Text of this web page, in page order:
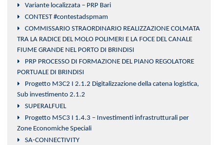
Variante localizzata – PRP Bari
CONTEST #contestadspmam
COMMISSARIO STRAORDINARIO REALIZZAZIONE COLMATA
TRA LA RADICE DEL MOLO POLIMERI E LA FOCE DEL CANALE
FIUME GRANDE NEL PORTO DI BRINDISI
PRP PROCESSO DI FORMAZIONE DEL PIANO REGOLATORE
PORTUALE DI BRINDISI
Progetto M3C2 I 2.1.2 Digitalizzazione della catena logistica,
Sub investimento 2.1.2
SUPERALFUEL
Progetto M5C3 I 1.4.3 – Investimenti infrastrutturali per
Zone Economiche Speciali
SA-CONNECTIVITY